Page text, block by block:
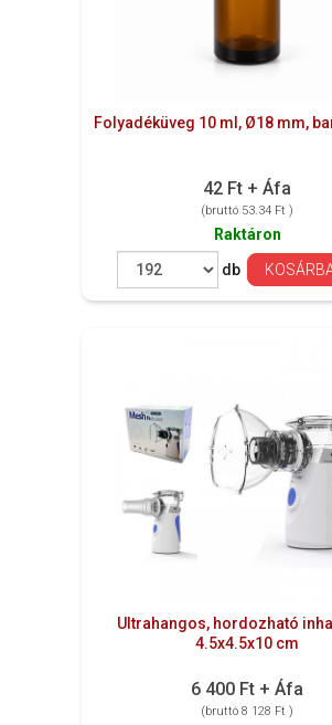
Folyadéküveg 10 ml, Ø18 mm,
42 Ft + Áfa
(bruttó 53.34 Ft )
Raktáron
db
Ultrahangos, hordozható
4.5x4.5x10 cm
6 400 Ft + Áfa
(bruttó 8 128 Ft )